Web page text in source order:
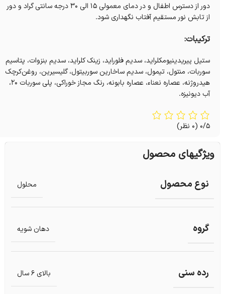
دور از دسترس اطفال و در دمای معمولی ۱۵ الی ۳۰ درجه سانتی گراد و دور
از تابش نور مستقیم آفتاب نگهداری شود.
ترکیبات:
ستیل پیریدینیومکلراید، سدیم فلوراید، زینک کلراید، سدیم بنزوات، پتاسیم
سوربات، منتول، تیمول، سدیم ساخارین سوربیتول، گلیسیرین، روغن‌کرچک
هیدروژنه، عصاره نعناء، عصاره بابونه، رنگ مجاز خوراکی، پلی سوربات ۲۰،
آب دیونیزه.
0/5 (0 نظر)
ویژگیهای محصول
نوع محصول محلول
گروه دهان شویه
رده سنی بالای 6 سال